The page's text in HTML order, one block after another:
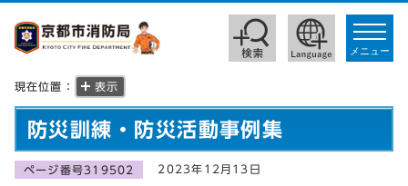
toggle
メニュー
現在位置： 表示
防災訓練・防災活動事例集
ページ番号319502 2023年12月13日